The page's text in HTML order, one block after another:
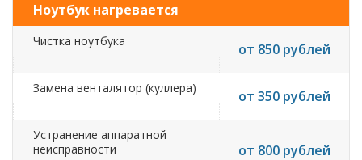
Ноутбук нагревается
Чистка ноутбука от 850 рублей
Замена венталятор (куллера) от 350 рублей
Устранение аппаратной
неисправности
от 800 рублей